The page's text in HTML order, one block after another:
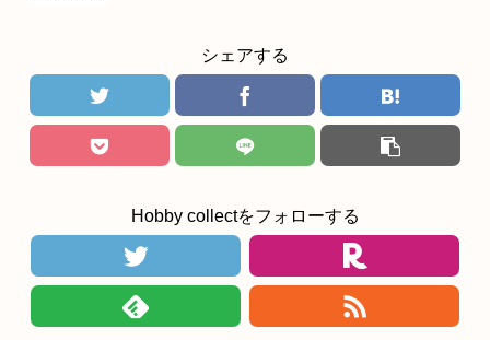
シェアする
Hobby collectをフォローする